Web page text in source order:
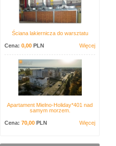
Ściana lakiernicza do warsztatu
Cena: 0,00 PLN Więcej
Apartament Mielno-Holiday*401 nad
samym morzem.
Cena: 70,00 PLN Więcej